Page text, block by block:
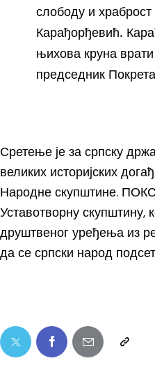
слободу и
Карађорђевић.
њихова круна
председник
Сретење је за српску
великих историјских
Народне скупштине. ПОКС
Уставотворну
друштвеног уређења из
да се српски народ